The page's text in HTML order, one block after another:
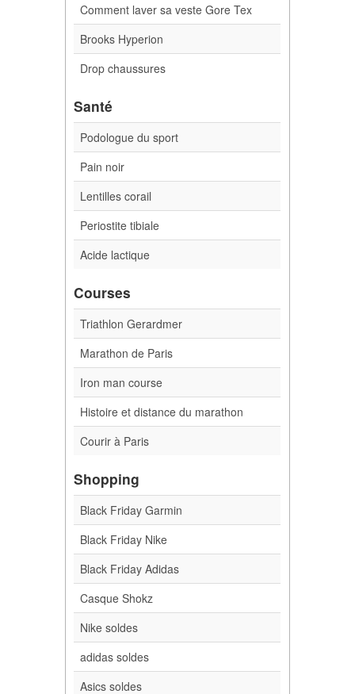
Comment laver sa veste Gore Tex
Brooks Hyperion
Drop chaussures
Santé
Podologue du sport
Pain noir
Lentilles corail
Periostite tibiale
Acide lactique
Courses
Triathlon Gerardmer
Marathon de Paris
Iron man course
Histoire et distance du marathon
Courir à Paris
Shopping
Black Friday Garmin
Black Friday Nike
Black Friday Adidas
Casque Shokz
Nike soldes
adidas soldes
Asics soldes